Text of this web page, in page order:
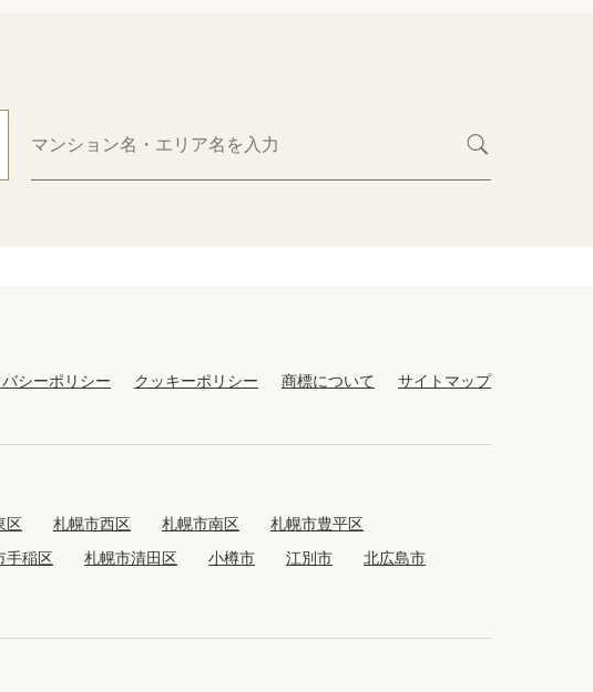
シーポリシー クッキーポリシー 商標について サイトマップ
区 札幌市西区 札幌市南区
札幌市豊平区
手稲区 札幌市清田区 小樽市 江別市
北広島市